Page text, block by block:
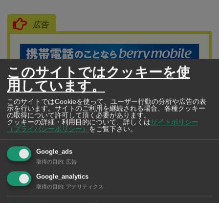
広告
berry mobile【BerryMobile Co., Ltd.】
相談から契約まですべて日本語でOK！
タイで10年以上の実績。日本人契約数No.1！携帯電話、
SIMカードの販売・契約、国外で使えるポケットWiFiのレ
このサイトではクッキーを使
用しています。
このサイトではCookieを使って、ユーザー行動の分析や広告の表
示を行います。サイトのご利用を継続される場合、各種クッキー
の取得について許可して頂く必要があります。
クッキーの詳細・利用目的について、詳しくはサイトポリシー
（プライバシーポリシー）
をご覧下さい。
Google_ads
取得の目的: 広告
Google_analytics
取得の目的: アナリティクス